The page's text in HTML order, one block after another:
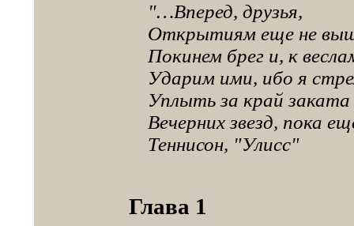
"…Вперед, друзья,
Открытиям еще не
Покинем брег и, к
Ударим ими, ибо я
Уплыть за край заката
Вечерних звезд, пока
Теннисон, "Улисс"
Глава 1